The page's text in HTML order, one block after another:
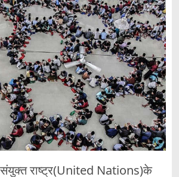
संयुक्त राष्ट्र(United Nations)के